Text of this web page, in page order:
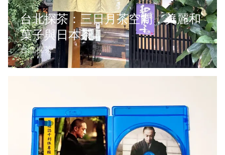
台北探茶：三日月茶空間，美麗和
菓子與日本茶
台北探茶